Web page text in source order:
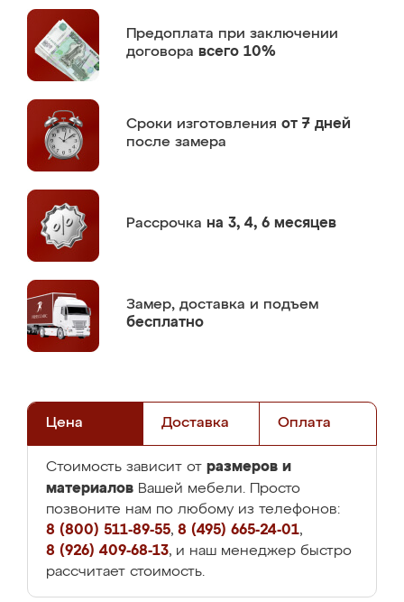
Предоплата при заключении
договора всего 10%
Сроки изготовления от 7 дней
после замера
Рассрочка на 3, 4, 6 месяцев
Замер, доставка и подъем
бесплатно
Цена Доставка Оплата
Стоимость зависит от размеров и
материалов Вашей мебели. Просто
позвоните нам по любому из телефонов:
8 (800) 511-89-55, 8 (495) 665-24-01,
8 (926) 409-68-13, и наш менеджер быстро
рассчитает стоимость.